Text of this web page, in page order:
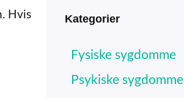
Hvis
Kategorier
Fysiske sygdomme
Psykiske sygdomme